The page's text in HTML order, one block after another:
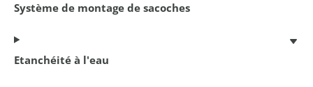
Système de montage de sacoches
Etanchéité à l'eau
Antivol á chaîne Cityline M 110
€ 22,95